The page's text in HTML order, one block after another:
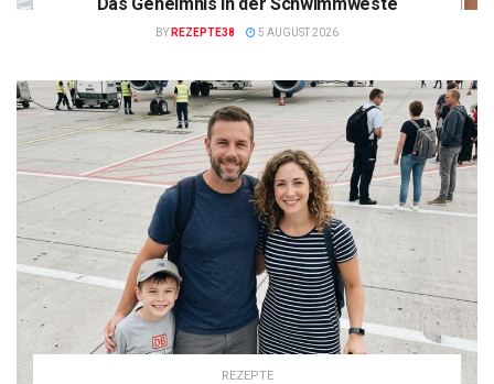
BY REZEPTE38 5 AUGUST 2026
REZEPTE